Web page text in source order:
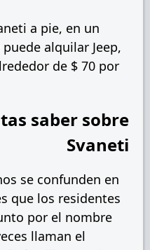
a pie, en un
alquilar Jeep,
de $ 70 por
saber sobre
Svaneti
se confunden en
que los residentes
por el nombre
llaman el